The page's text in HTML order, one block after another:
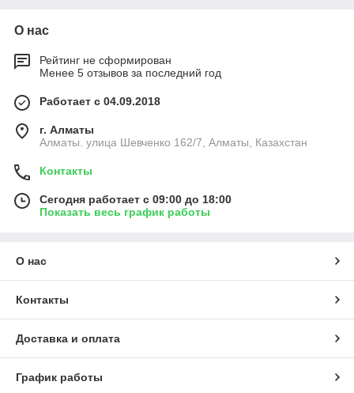
О нас
Рейтинг не сформирован
Менее 5 отзывов за последний год
Работает с 04.09.2018
г. Алматы
Алматы. улица Шевченко 162/7, Алматы, Казахстан
Контакты
Сегодня работает с 09:00 до 18:00
Показать весь график работы
О нас
Контакты
Доставка и оплата
График работы